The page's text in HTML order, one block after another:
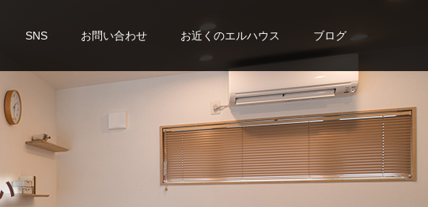
SNS お問い合わせ お近くのエルハウス ブログ